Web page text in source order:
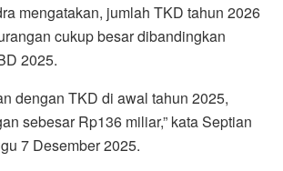
mengatakan, jumlah TKD tahun 2026
cukup besar dibandingkan
2025.
dengan TKD di awal tahun 2025,
sebesar Rp136 miliar,” kata Septian
7 Desember 2025.